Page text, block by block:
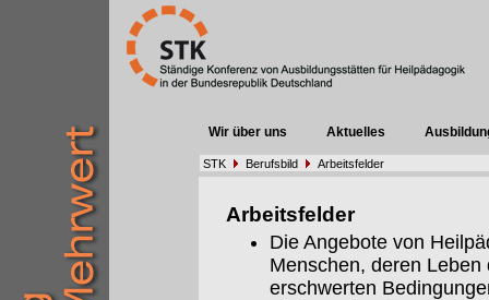
Wir über uns Aktuelles
STK Berufsbild Arbeitsfelder
Arbeitsfelder
Die Angebote von
Menschen, deren
erschwerten